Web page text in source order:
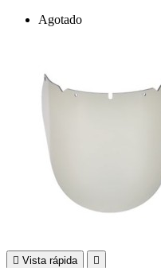
Agotado
 Vista rápida 